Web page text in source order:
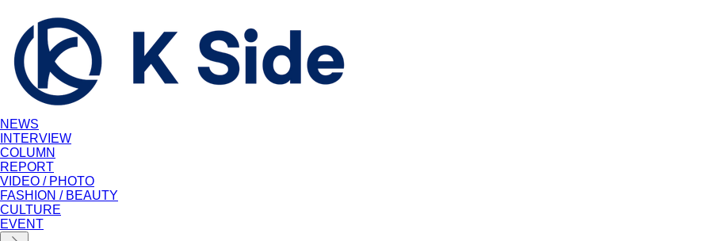
NEWS
INTERVIEW
COLUMN
REPORT
VIDEO / PHOTO
FASHION / BEAUTY
CULTURE
EVENT